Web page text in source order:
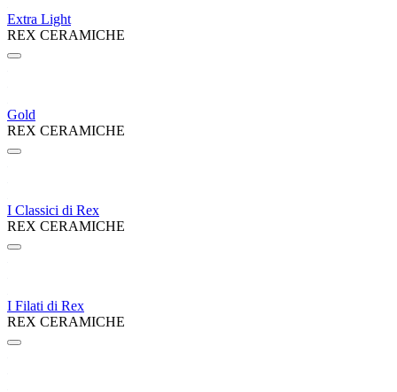
Extra Light
REX CERAMICHE
Gold
REX CERAMICHE
I Classici di Rex
REX CERAMICHE
I Filati di Rex
REX CERAMICHE